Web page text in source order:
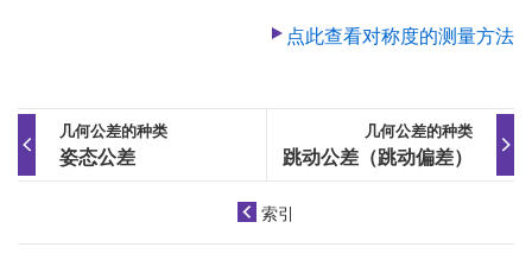
点此查看对称度的测量方法
几何公差的种类
姿态公差
几何公差的种类
跳动公差（跳动偏差）
索引